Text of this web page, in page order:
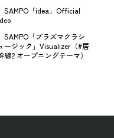
SAMPO「idea」Official
SAMPO「プラズマクラシ
ージック」Visualizer（#居
線2 オープニングテーマ）